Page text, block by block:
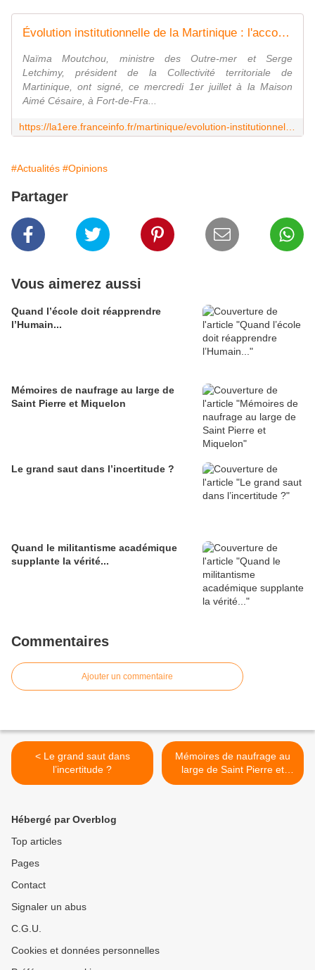
Évolution institutionnelle de la Martinique : l'accord-cadre solennel entre l'État et la CTM officiellement signé
Naïma Moutchou, ministre des Outre-mer et Serge
Letchimy, président de la Collectivité territoriale de
Martinique, ont signé, ce mercredi 1er juillet à la Maison
Aimé Césaire, à Fort-de-Fra...
#Actualités #Opinions
Partager
Vous aimerez aussi
Quand l’école doit réapprendre
l’Humain...
Mémoires de naufrage au large de
Saint Pierre et Miquelon
Le grand saut dans l’incertitude ?
Quand le militantisme académique
supplante la vérité...
Commentaires
Ajouter un commentaire
< Le grand saut dans
l’incertitude ?
Mémoires de naufrage au
large de Saint Pierre et
Miquelon >
Hébergé par Overblog
Top articles
Pages
Contact
Signaler un abus
C.G.U.
Cookies et données personnelles